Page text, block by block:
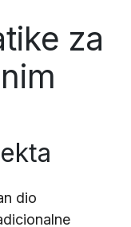
za
dio